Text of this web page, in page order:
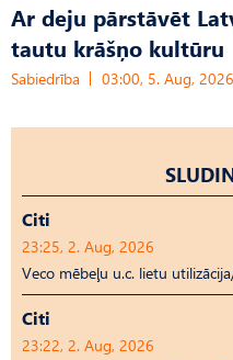
Ar deju pārstāvēt
tautu krāšņo kultūru
Sabiedrība 03:00, 5. Aug, 2026
Citi
23:25, 2. Aug, 2026
Veco mēbeļu u.c. lietu
Citi
23:22, 2. Aug, 2026